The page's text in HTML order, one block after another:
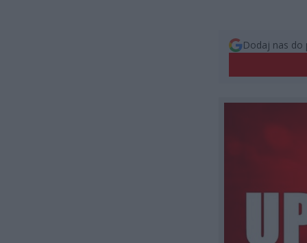
Dodaj nas do